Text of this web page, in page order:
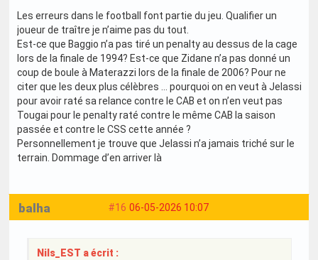
Les erreurs dans le football font partie du jeu. Qualifier un
joueur de traître je n’aime pas du tout.
Est-ce que Baggio n’a pas tiré un penalty au dessus de la cage
lors de la finale de 1994? Est-ce que Zidane n’a pas donné un
coup de boule à Materazzi lors de la finale de 2006? Pour ne
citer que les deux plus célèbres … pourquoi on en veut à Jelassi
pour avoir raté sa relance contre le CAB et on n’en veut pas
Tougai pour le penalty raté contre le même CAB la saison
passée et contre le CSS cette année ?
Personnellement je trouve que Jelassi n’a jamais triché sur le
terrain. Dommage d’en arriver là
#16 06-05-2026 10:07
balha
Nils_EST a écrit :